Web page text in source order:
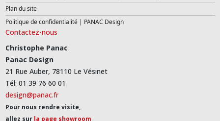
Plan du site
Politique de confidentialité | PANAC Design
Contactez-nous
Christophe Panac
Panac Design
21 Rue Auber, 78110 Le Vésinet
Tél: 01 39 76 60 01
design@panac.fr
Pour nous rendre visite,
allez sur la page showroom